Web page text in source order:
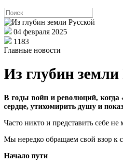
04 февраля 2025
1183
Главные новости
Из глубин земли
В годы войн и революций, когда
сердце, утихомирить душу и
Часто никто и представить себе не
Мы нередко обращаем свой взор к
Начало пути